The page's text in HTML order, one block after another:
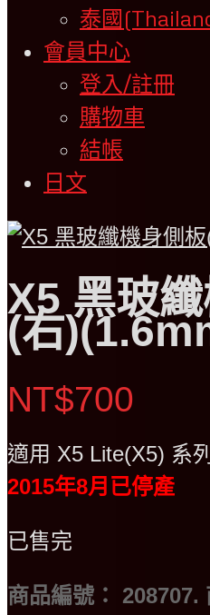
泰國
會員中心
登入/註冊
購物車
結帳
日文
X5 黑玻
(右
NT$700
適用 X5 Lite(X5) 系列
2015年8月已停產
已售完
商品編號： 208707.